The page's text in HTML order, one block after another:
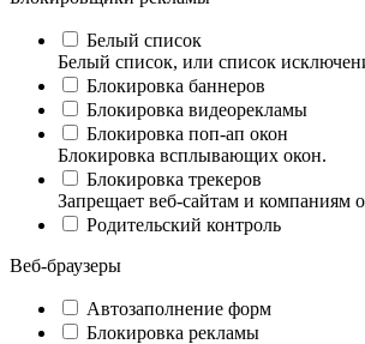
Белый список
Белый список, или список
Блокировка баннеров
Блокировка видеорекламы
Блокировка поп‑ап окон
Блокировка всплывающих окон.
Блокировка трекеров
Запрещает веб-сайтам и компаниям
Родительский контроль
Веб-браузеры
Автозаполнение форм
Блокировка рекламы